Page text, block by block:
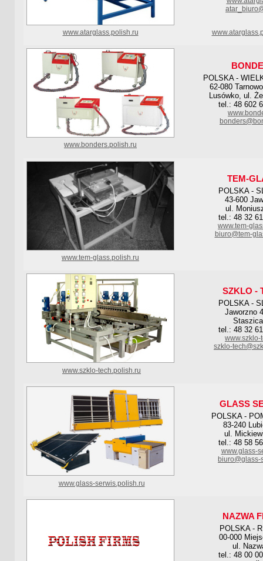
www.atarglass.polish.ru
POLSKA -
62-080
Lusówko, ul.
tel.: 48 602
www.bonders.polish.ru
TEM-
POLSKA -
43-600
ul.
tel.: 48 32
www.tem-
biuro@tem-
www.tem-glass.polish.ru
SZKLO -
POLSKA -
Jaworzno
tel.: 48 32
www.szklo-
szklo-
www.szklo-tech.polish.ru
GLASS
POLSKA -
83-240
ul.
tel.: 48 58
www.glass-
biuro@glass-
www.glass-serwis.polish.ru
NAZWA
POLSKA -
00-000
ul.
tel.: 48 00